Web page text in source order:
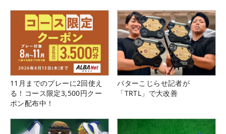
11月までのプレーに2回使え
る！コース限定3,500円クー
ポン配布中！
パターこじらせ記者が
「TRTL」で大改善